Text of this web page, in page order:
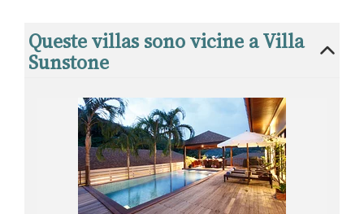
Queste villas sono vicine a Villa
Sunstone